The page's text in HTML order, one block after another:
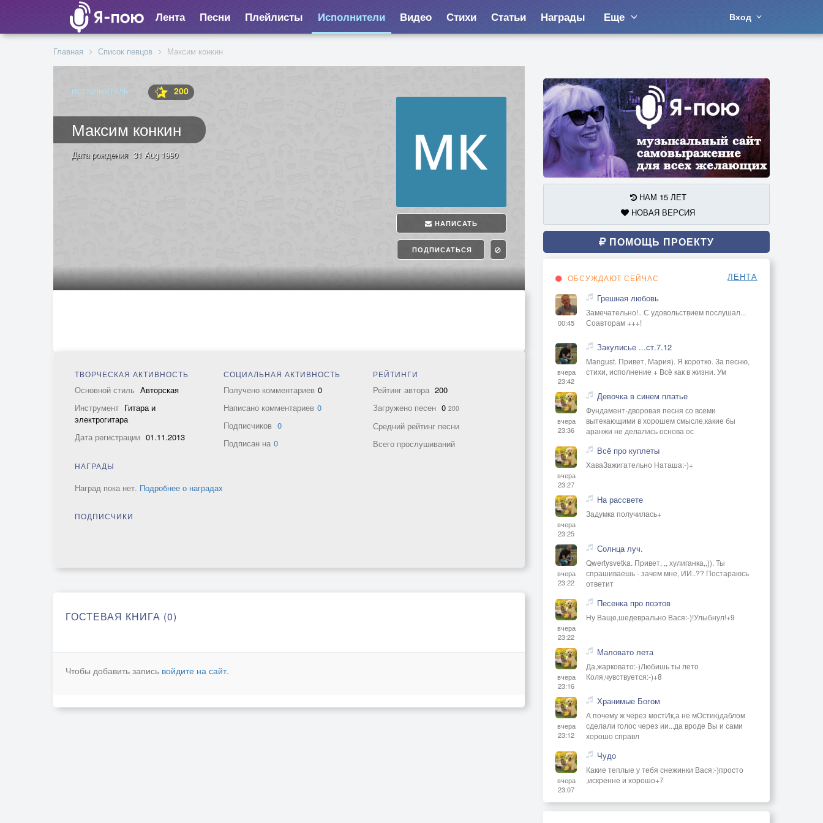
Лента Песни Плейлисты Исполнители Видео Стихи Статьи Награды Еще Вход
Главная Список певцов Максим конкин
ИСПОЛНИТЕЛЬ 200
Максим конкин
НАПИСАТЬ
ПОДПИСАТЬСЯ
Дата рождения 31 Aug 1990
ТВОРЧЕСКАЯ АКТИВНОСТЬ
Основной стиль Авторская
Инструмент Гитара и
электрогитара
Дата регистрации 01.11.2013
СОЦИАЛЬНАЯ АКТИВНОСТЬ
Получено комментариев 0
Написано комментариев 0
Подписчиков 0
Подписан на 0
РЕЙТИНГИ
Рейтинг автора 200
Загружено песен 0 200
Средний рейтинг песни
Всего прослушиваний
НАГРАДЫ
Наград пока нет. Подробнее о наградах
ПОДПИСЧИКИ
ГОСТЕВАЯ КНИГА (0)
Чтобы добавить запись войдите на сайт.
НАМ 15 ЛЕТ
НОВАЯ ВЕРСИЯ
ПОМОЩЬ ПРОЕКТУ
ОБСУЖДАЮТ СЕЙЧАС ЛЕНТА
00:45
Грешная любовь
Замечательно!.. С удовольствием послушал...
Соавторам +++!
вчера
23:42
Закулисье ...ст.7.12
Mangust. Привет, Мария). Я коротко. За песню,
стихи, исполнение + Всё как в жизни. Ум
вчера
23:36
Девочка в синем платье
Фундамент-дворовая песня со всеми
вытекающими в хорошем смысле,какие бы
аранжи не делались основа ос
вчера
23:27
Всё про куплеты
ХаваЗажигательно Наташа:-)+
вчера
23:25
На рассвете
Задумка получилась+
вчера
23:22
Солнца луч.
Qwertysvetka. Привет, ,, хулиганка,,)). Ты
спрашиваешь - зачем мне, ИИ..?? Постараюсь
ответит
вчера
23:22
Песенка про поэтов
Ну Ваще,шедеврально Вася:-)!Улыбнул!+9
вчера
23:16
Маловато лета
Да,жарковато:-)Любишь ты лето
Коля,чувствуется:-)+8
вчера
23:12
Хранимые Богом
А почему ж через мостИк,а не мОстик)даблом
сделали голос через ии...да вроде Вы и сами
хорошо справл
вчера
23:07
Чудо
Какие теплые у тебя снежинки Вася:-)просто
,искренне и хорошо+7